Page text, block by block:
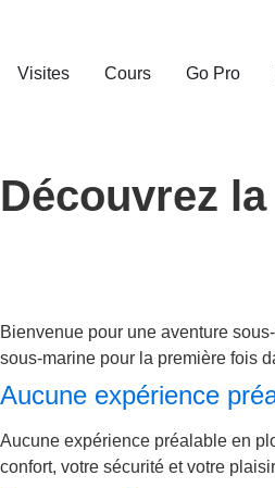
Visites Cours Go Pro
Découvrez
Bienvenue pour une aventure
sous-marine pour la première fois
Aucune expérience
Aucune expérience préalable en
confort, votre sécurité et votre